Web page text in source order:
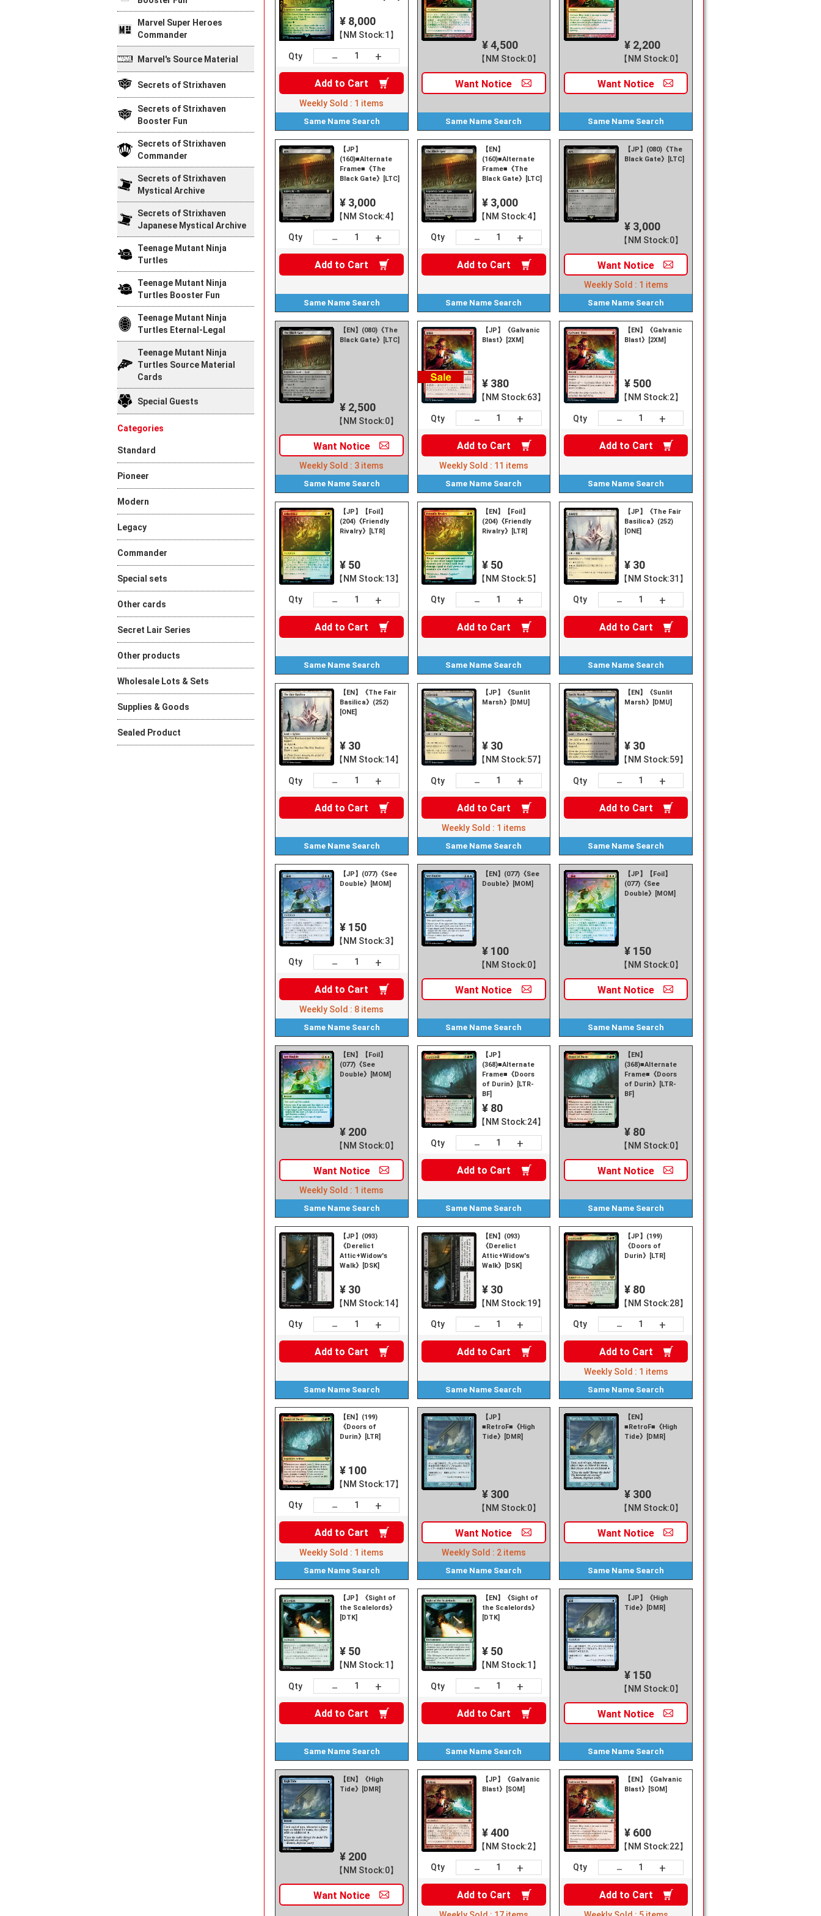
¥ 8,000
【NM Stock:1】
Qty － +
Add to Cart
Weekly Sold : 1 items
Same Name Search
¥ 4,500
【NM Stock:0】
Want Notice
Same Name Search
¥ 2,200
【NM Stock:0】
Want Notice
Same Name Search
【JP】
(160)■Alternate
Frame■《The
Black Gate》[LTC]
¥ 3,000
【NM Stock:4】
Qty － +
Add to Cart
Same Name Search
【EN】
(160)■Alternate
Frame■《The
Black Gate》[LTC]
¥ 3,000
【NM Stock:4】
Qty － +
Add to Cart
Same Name Search
【JP】(080)《The
Black Gate》[LTC]
¥ 3,000
【NM Stock:0】
Want Notice
Weekly Sold : 1 items
Same Name Search
【EN】(080)《The
Black Gate》[LTC]
¥ 2,500
【NM Stock:0】
Want Notice
Weekly Sold : 3 items
Same Name Search
【JP】《Galvanic
Blast》[2XM]
¥ 380
【NM Stock:63】
Qty － +
Add to Cart
Weekly Sold : 11 items
Same Name Search
【EN】《Galvanic
Blast》[2XM]
¥ 500
【NM Stock:2】
Qty － +
Add to Cart
Same Name Search
【JP】【Foil】
(204)《Friendly
Rivalry》[LTR]
¥ 50
【NM Stock:13】
Qty － +
Add to Cart
Same Name Search
【EN】【Foil】
(204)《Friendly
Rivalry》[LTR]
¥ 50
【NM Stock:5】
Qty － +
Add to Cart
Same Name Search
【JP】《The Fair
Basilica》(252)
[ONE]
¥ 30
【NM Stock:31】
Qty － +
Add to Cart
Same Name Search
【EN】《The Fair
Basilica》(252)
[ONE]
¥ 30
【NM Stock:14】
Qty － +
Add to Cart
Same Name Search
【JP】《Sunlit
Marsh》[DMU]
¥ 30
【NM Stock:57】
Qty － +
Add to Cart
Weekly Sold : 1 items
Same Name Search
【EN】《Sunlit
Marsh》[DMU]
¥ 30
【NM Stock:59】
Qty － +
Add to Cart
Same Name Search
【JP】(077)《See
Double》[MOM]
¥ 150
【NM Stock:3】
Qty － +
Add to Cart
Weekly Sold : 8 items
Same Name Search
【EN】(077)《See
Double》[MOM]
¥ 100
【NM Stock:0】
Want Notice
Same Name Search
【JP】【Foil】
(077)《See
Double》[MOM]
¥ 150
【NM Stock:0】
Want Notice
Same Name Search
【EN】【Foil】
(077)《See
Double》[MOM]
¥ 200
【NM Stock:0】
Want Notice
Weekly Sold : 1 items
Same Name Search
【JP】
(368)■Alternate
Frame■《Doors
of Durin》[LTR-
BF]
¥ 80
【NM Stock:24】
Qty － +
Add to Cart
Same Name Search
【EN】
(368)■Alternate
Frame■《Doors
of Durin》[LTR-
BF]
¥ 80
【NM Stock:0】
Want Notice
Same Name Search
【JP】(093)
《Derelict
Attic+Widow's
Walk》[DSK]
¥ 30
【NM Stock:14】
Qty － +
Add to Cart
Same Name Search
【EN】(093)
《Derelict
Attic+Widow's
Walk》[DSK]
¥ 30
【NM Stock:19】
Qty － +
Add to Cart
Same Name Search
【JP】(199)
《Doors of
Durin》[LTR]
¥ 80
【NM Stock:28】
Qty － +
Add to Cart
Weekly Sold : 1 items
Same Name Search
【EN】(199)
《Doors of
Durin》[LTR]
¥ 100
【NM Stock:17】
Qty － +
Add to Cart
Weekly Sold : 1 items
Same Name Search
【JP】
■RetroF■《High
Tide》[DMR]
¥ 300
【NM Stock:0】
Want Notice
Weekly Sold : 2 items
Same Name Search
【EN】
■RetroF■《High
Tide》[DMR]
¥ 300
【NM Stock:0】
Want Notice
Same Name Search
【JP】《Sight of
the Scalelords》
[DTK]
¥ 50
【NM Stock:1】
Qty － +
Add to Cart
Same Name Search
【EN】《Sight of
the Scalelords》
[DTK]
¥ 50
【NM Stock:1】
Qty － +
Add to Cart
Same Name Search
【JP】《High
Tide》[DMR]
¥ 150
【NM Stock:0】
Want Notice
Same Name Search
【EN】《High
Tide》[DMR]
¥ 200
【NM Stock:0】
Want Notice
【JP】《Galvanic
Blast》[SOM]
¥ 400
【NM Stock:2】
Qty － +
Add to Cart
【EN】《Galvanic
Blast》[SOM]
¥ 600
【NM Stock:22】
Qty － +
Add to Cart